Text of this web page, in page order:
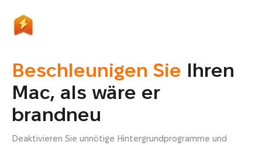
Beschleunigen Sie Ihren
Mac, als wäre er
brandneu
Deaktivieren Sie unnötige Hintergrundprogramme und